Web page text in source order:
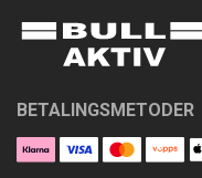
BETALINGSMETODER